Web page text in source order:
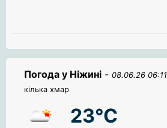
Погода у Ніжині - 08.06.26 06:11
кілька хмар
23°C